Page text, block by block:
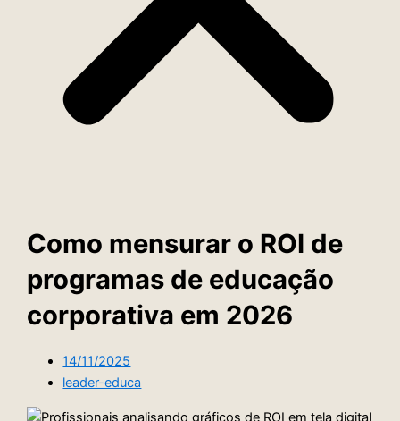
Como mensurar o ROI de
programas de educação
corporativa em 2026
14/11/2025
leader-educa